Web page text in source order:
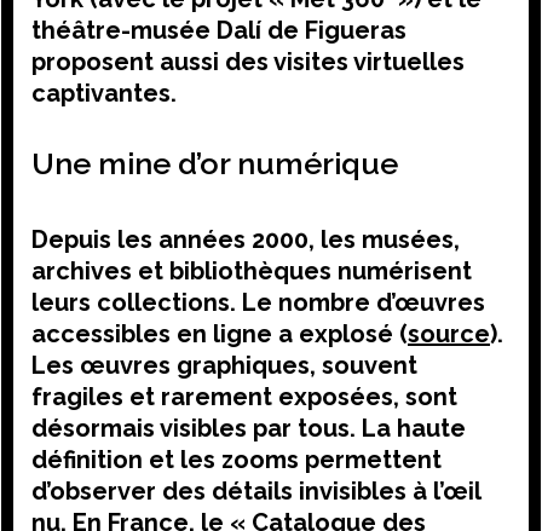
théâtre-musée Dalí de Figueras
proposent aussi des visites virtuelles
captivantes.
Une mine d’or numérique
Depuis les années 2000, les musées,
archives et bibliothèques numérisent
leurs collections. Le nombre d’œuvres
accessibles en ligne a explosé (source).
Les œuvres graphiques, souvent
fragiles et rarement exposées, sont
désormais visibles par tous. La haute
définition et les zooms permettent
d’observer des détails invisibles à l’œil
nu. En France, le « Catalogue des